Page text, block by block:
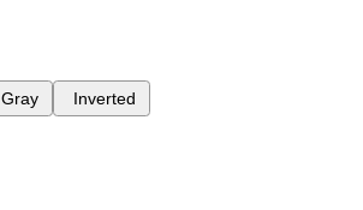
Gray Inverted